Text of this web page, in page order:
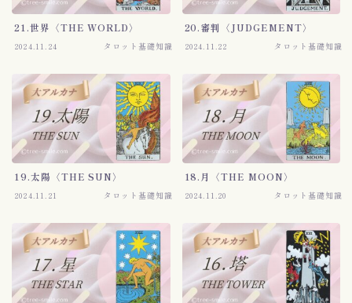
21.世界〈THE WORLD〉
2024.11.24 タロット基礎知識
20.審判〈JUDGEMENT〉
2024.11.22 タロット基礎知識
19.太陽〈THE SUN〉
2024.11.21 タロット基礎知識
18.月〈THE MOON〉
2024.11.20 タロット基礎知識